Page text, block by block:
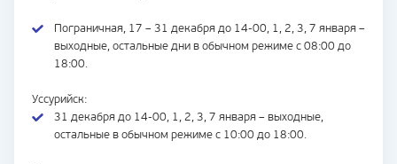
Пограничная, 17 – 31 декабря до 14-00, 1, 2, 3, 7 января –
выходные, остальные дни в обычном режиме с 08:00 до
18:00.
Уссурийск:
31 декабря до 14-00, 1, 2, 3, 7 января – выходные,
остальные в обычном режиме с 10:00 до 18:00.